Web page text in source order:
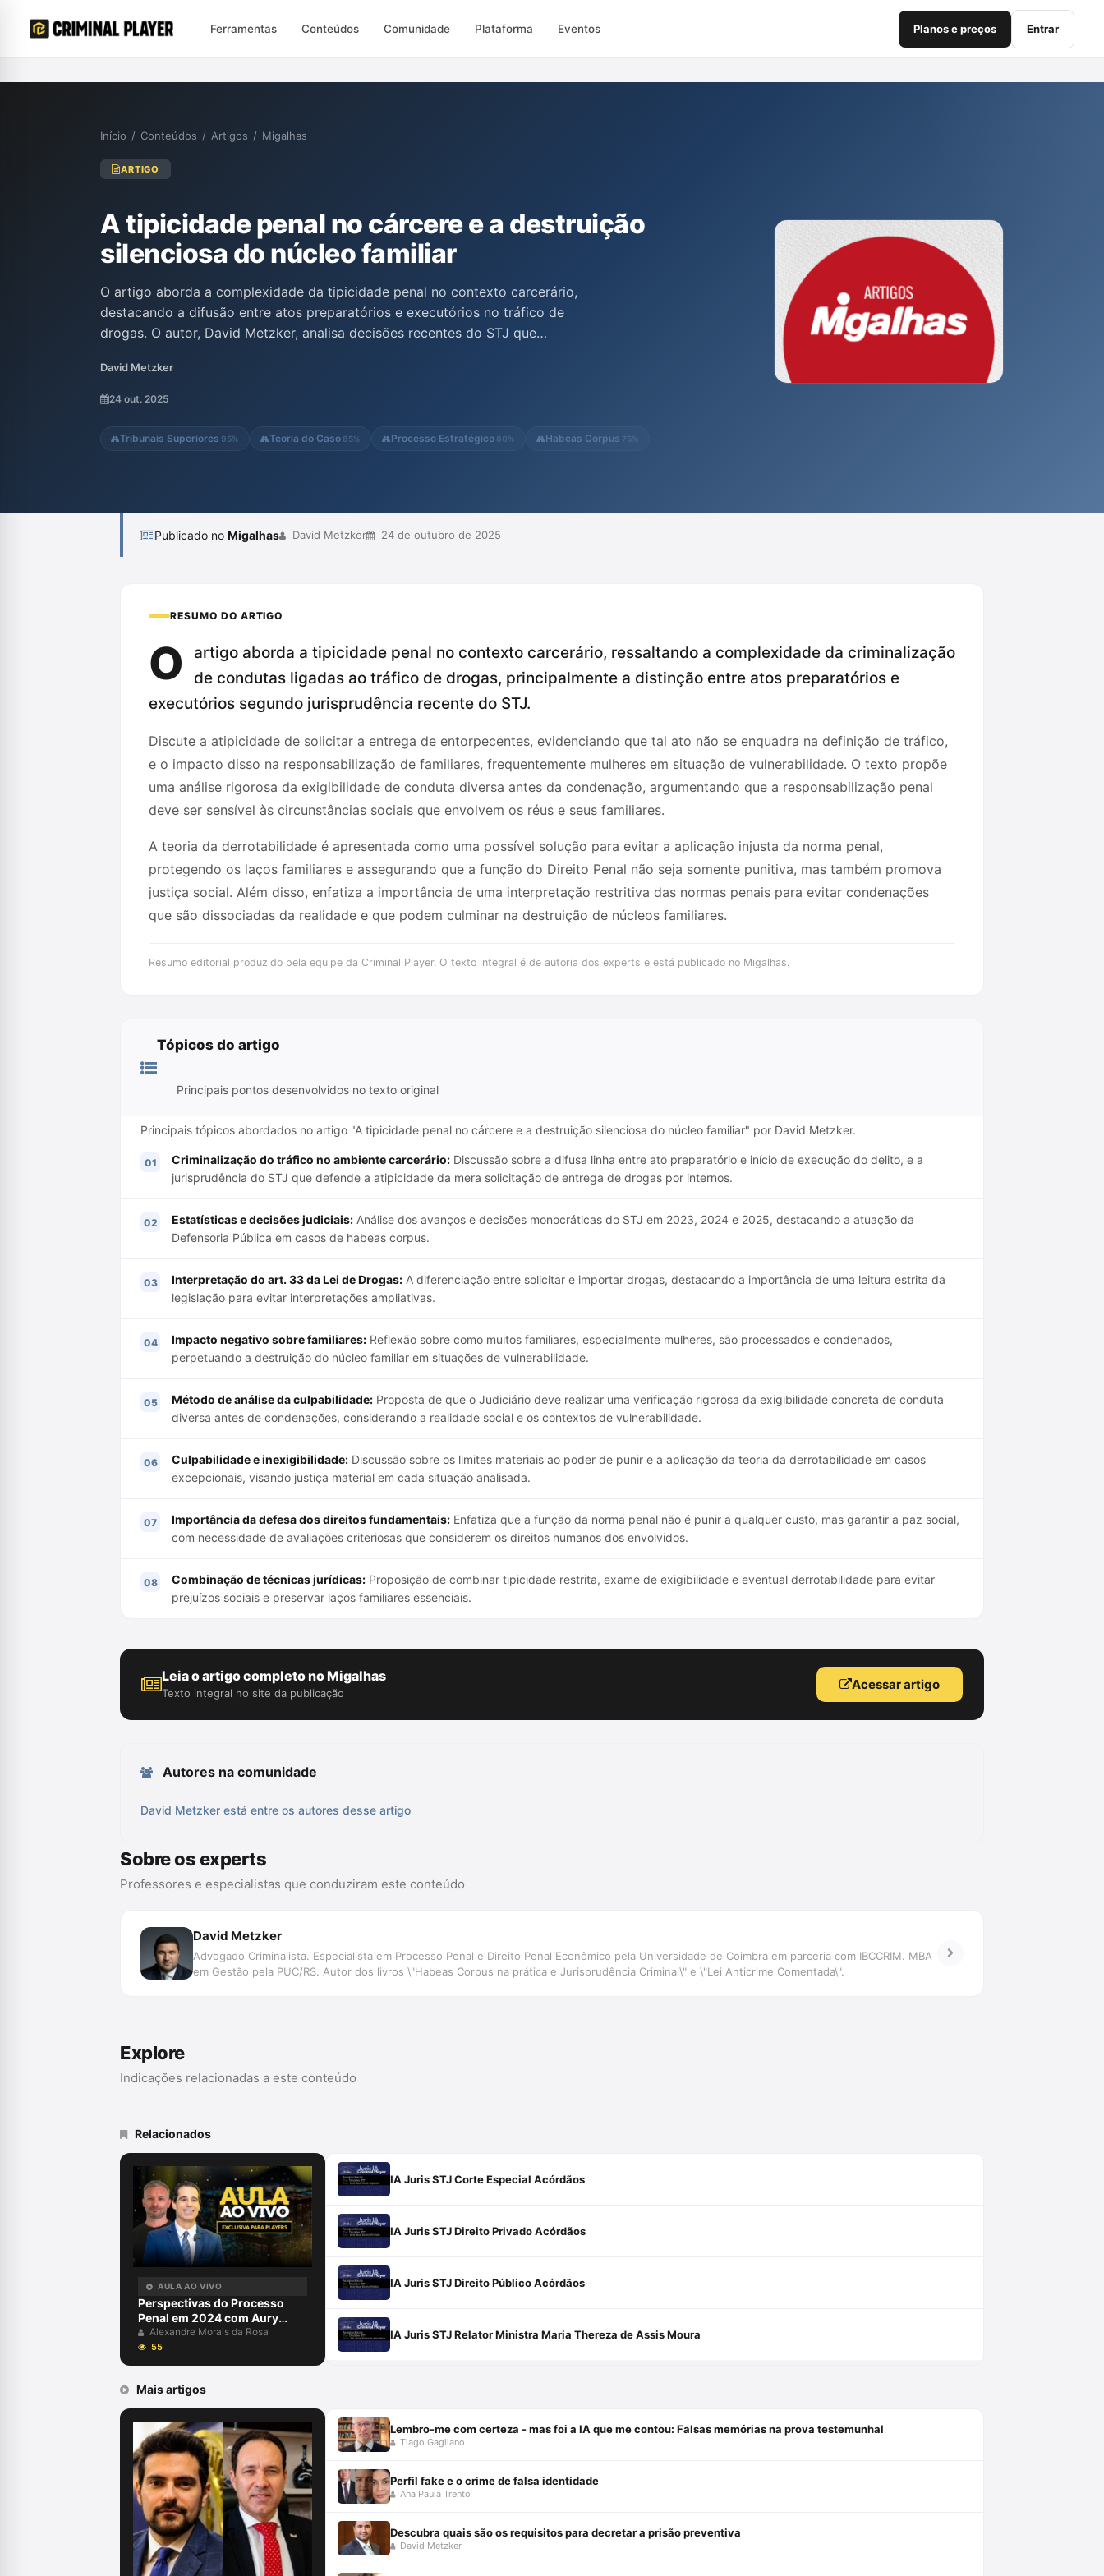
Ferramentas Conteúdos Comunidade Plataforma Eventos Planos e preços Entrar
Início / Conteúdos / Artigos / Migalhas
ARTIGO
A tipicidade penal no cárcere e a destruição
silenciosa do núcleo familiar
O artigo aborda a complexidade da tipicidade penal no contexto carcerário,
destacando a difusão entre atos preparatórios e executórios no tráfico de
drogas. O autor, David Metzker, analisa decisões recentes do STJ que
ressaltando a injustiça que essa interpretação pode causar às famílias,
especialmente mulheres em situação de vulnerabilidade, que frequentemente
David Metzker
24 out. 2025
Tribunais Superiores 95% Teoria do Caso 85% Processo Estratégico 80% Habeas Corpus 75%
Publicado no Migalhas David Metzker 24 de outubro de 2025
RESUMO DO ARTIGO
O
artigo aborda a tipicidade penal no contexto carcerário, ressaltando a complexidade da criminalização
de condutas ligadas ao tráfico de drogas, principalmente a distinção entre atos preparatórios e
executórios segundo jurisprudência recente do STJ.
Discute a atipicidade de solicitar a entrega de entorpecentes, evidenciando que tal ato não se enquadra na definição de tráfico,
e o impacto disso na responsabilização de familiares, frequentemente mulheres em situação de vulnerabilidade. O texto propõe
uma análise rigorosa da exigibilidade de conduta diversa antes da condenação, argumentando que a responsabilização penal
deve ser sensível às circunstâncias sociais que envolvem os réus e seus familiares.
A teoria da derrotabilidade é apresentada como uma possível solução para evitar a aplicação injusta da norma penal,
protegendo os laços familiares e assegurando que a função do Direito Penal não seja somente punitiva, mas também promova
justiça social. Além disso, enfatiza a importância de uma interpretação restritiva das normas penais para evitar condenações
que são dissociadas da realidade e que podem culminar na destruição de núcleos familiares.
Resumo editorial produzido pela equipe da Criminal Player. O texto integral é de autoria dos experts e está publicado no Migalhas.
Tópicos do artigo
Principais pontos desenvolvidos no texto original
Principais tópicos abordados no artigo "A tipicidade penal no cárcere e a destruição silenciosa do núcleo familiar" por David Metzker.
Criminalização do tráfico no ambiente carcerário: Discussão sobre a difusa linha entre ato preparatório e início de execução do delito, e a
jurisprudência do STJ que defende a atipicidade da mera solicitação de entrega de drogas por internos.
Estatísticas e decisões judiciais: Análise dos avanços e decisões monocráticas do STJ em 2023, 2024 e 2025, destacando a atuação da
Defensoria Pública em casos de habeas corpus.
Interpretação do art. 33 da Lei de Drogas: A diferenciação entre solicitar e importar drogas, destacando a importância de uma leitura estrita da
legislação para evitar interpretações ampliativas.
Impacto negativo sobre familiares: Reflexão sobre como muitos familiares, especialmente mulheres, são processados e condenados,
perpetuando a destruição do núcleo familiar em situações de vulnerabilidade.
Método de análise da culpabilidade: Proposta de que o Judiciário deve realizar uma verificação rigorosa da exigibilidade concreta de conduta
diversa antes de condenações, considerando a realidade social e os contextos de vulnerabilidade.
Culpabilidade e inexigibilidade: Discussão sobre os limites materiais ao poder de punir e a aplicação da teoria da derrotabilidade em casos
excepcionais, visando justiça material em cada situação analisada.
Importância da defesa dos direitos fundamentais: Enfatiza que a função da norma penal não é punir a qualquer custo, mas garantir a paz social,
com necessidade de avaliações criteriosas que considerem os direitos humanos dos envolvidos.
Combinação de técnicas jurídicas: Proposição de combinar tipicidade restrita, exame de exigibilidade e eventual derrotabilidade para evitar
prejuízos sociais e preservar laços familiares essenciais.
Leia o artigo completo no Migalhas
Texto integral no site da publicação
Acessar artigo
Autores na comunidade
David Metzker está entre os autores desse artigo
Sobre os experts
Professores e especialistas que conduziram este conteúdo
David Metzker
Advogado Criminalista. Especialista em Processo Penal e Direito Penal Econômico pela Universidade de Coimbra em parceria com IBCCRIM. MBA
em Gestão pela PUC/RS. Autor dos livros \"Habeas Corpus na prática e Jurisprudência Criminal\" e \"Lei Anticrime Comentada\".
Explore
Indicações relacionadas a este conteúdo
Relacionados
AULA AO VIVO
Perspectivas do Processo
Penal em 2024 com Aury
Lopes Jr e Alexandre Morais
da Rosa
Alexandre Morais da Rosa
55
IA Juris STJ Corte Especial Acórdãos
IA Juris STJ Direito Privado Acórdãos
IA Juris STJ Direito Público Acórdãos
IA Juris STJ Relator Ministra Maria Thereza de Assis Moura
Mais artigos
Lembro-me com certeza - mas foi a IA que me contou: Falsas memórias na prova testemunhal
Tiago Gagliano
Perfil fake e o crime de falsa identidade
Ana Paula Trento
Descubra quais são os requisitos para decretar a prisão preventiva
David Metzker